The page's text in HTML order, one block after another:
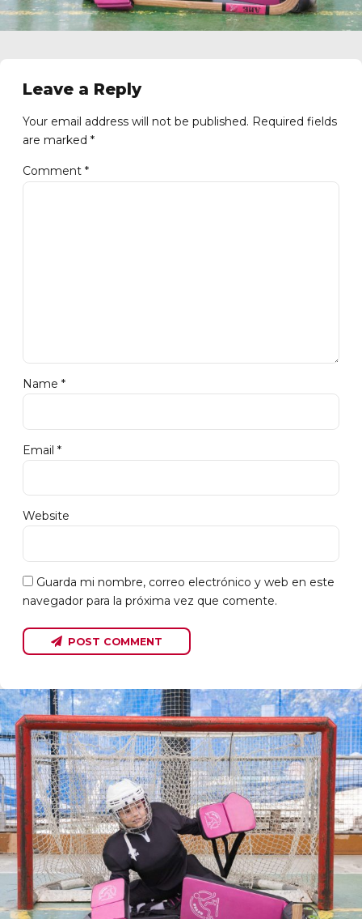
Leave a Reply
Your email address will not be published. Required fields
are marked *
Comment *
Name *
Email *
Website
Guarda mi nombre, correo electrónico y web en este
navegador para la próxima vez que comente.
POST COMMENT